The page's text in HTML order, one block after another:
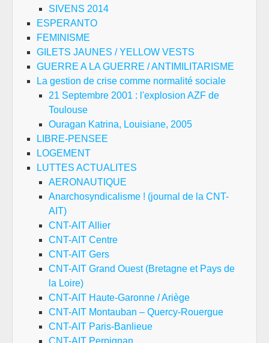
SIVENS 2014
ESPERANTO
FEMINISME
GILETS JAUNES / YELLOW VESTS
GUERRE A LA GUERRE / ANTIMILITARISME
La gestion de crise comme normalité sociale
21 Septembre 2001 : l'explosion AZF de
Toulouse
Ouragan Katrina, Louisiane, 2005
LIBRE-PENSEE
LOGEMENT
LUTTES ACTUALITES
AERONAUTIQUE
Anarchosyndicalisme ! (journal de la CNT-
AIT)
CNT-AIT Allier
CNT-AIT Centre
CNT-AIT Gers
CNT-AIT Grand Ouest (Bretagne et Pays de
la Loire)
CNT-AIT Haute-Garonne / Ariège
CNT-AIT Montauban – Quercy-Rouergue
CNT-AIT Paris-Banlieue
CNT-AIT Perpignan